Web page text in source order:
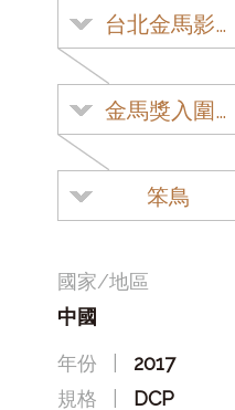
台北金馬影展
金馬獎入圍影片
笨鳥
國家/地區
中國
年份
2017
規格
DCP